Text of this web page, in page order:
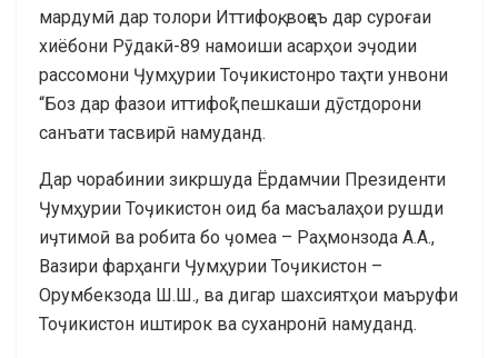
мардумӣ дар толори Иттифоқ, воқеъ дар суроғаи
хиёбони Рӯдакӣ-89 намоиши асарҳои эӌодии
рассомони Ӌумҳурии Тоӌикистонро таҳти унвони
“Боз дар фазои иттифоқ” пешкаши дӯстдорони
санъати тасвирӣ намуданд.
Дар чорабинии зикршуда Ёрдамчии Президенти
Ӌумҳурии Тоӌикистон оид ба масъалаҳои рушди
иӌтимоӣ ва робита бо ӌомеа – Раҳмонзода А.А.,
Вазири фарҳанги Ӌумҳурии Тоӌикистон –
Орумбекзода Ш.Ш., ва дигар шахсиятҳои маъруфи
Тоӌикистон иштирок ва суханронӣ намуданд.